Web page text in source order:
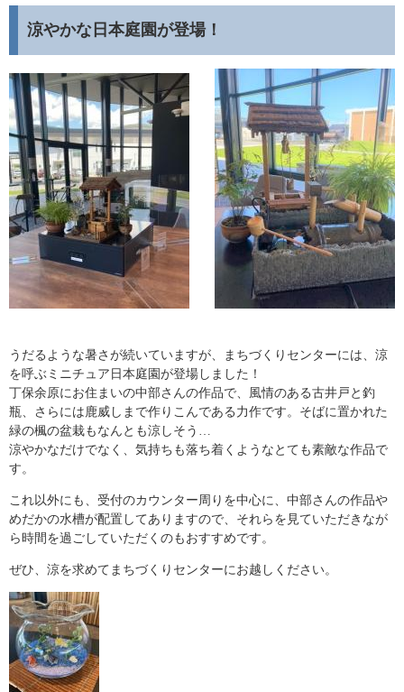
涼やかな日本庭園が登場！
うだるような暑さが続いていますが、まちづくりセンターには、涼
を呼ぶミニチュア日本庭園が登場しました！
丁保余原にお住まいの中部さんの作品で、風情のある古井戸と釣
瓶、さらには鹿威しまで作りこんである力作です。そばに置かれた
緑の楓の盆栽もなんとも涼しそう…
涼やかなだけでなく、気持ちも落ち着くようなとても素敵な作品で
す。
これ以外にも、受付のカウンター周りを中心に、中部さんの作品や
めだかの水槽が配置してありますので、それらを見ていただきなが
ら時間を過ごしていただくのもおすすめです。
ぜひ、涼を求めてまちづくりセンターにお越しください。